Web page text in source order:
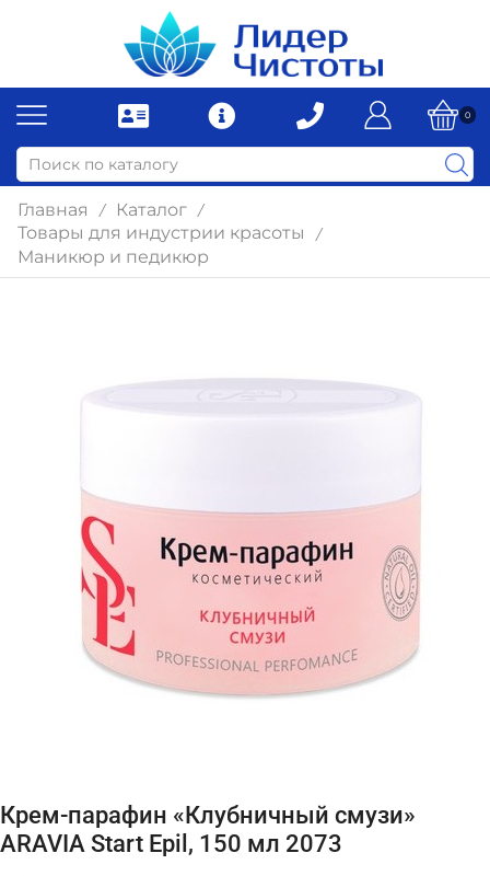
0
Главная / Каталог /
Товары для индустрии красоты /
Маникюр и педикюр
Крем-парафин «Клубничный смузи»
ARAVIA Start Epil, 150 мл 2073